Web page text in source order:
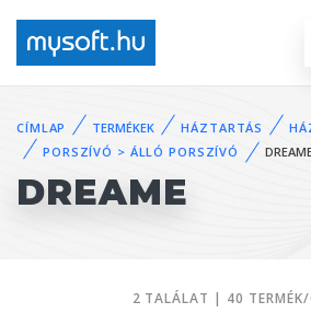
CÍMLAP TERMÉKEK HÁZTARTÁS
PORSZÍVÓ > ÁLLÓ PORSZÍVÓ
DREAME
2 TALÁLAT | 40